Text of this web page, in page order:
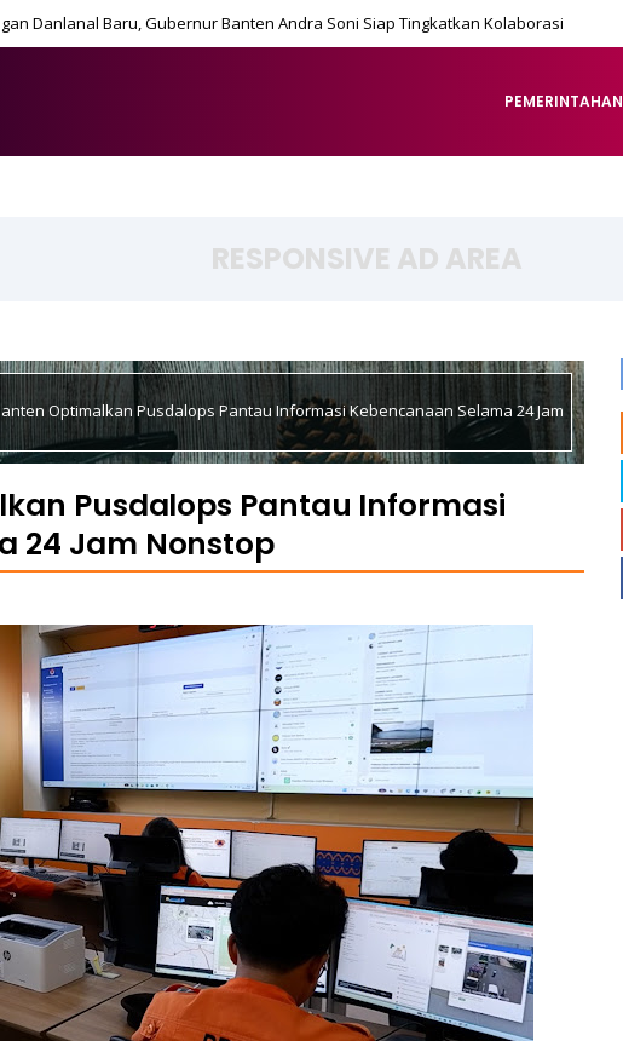
Danlanal Baru, Gubernur Banten Andra Soni Siap Tingkatkan Kolaborasi
PEMERINTAHAN
RESPONSIVE AD AREA
Optimalkan Pusdalops Pantau Informasi Kebencanaan Selama 24 Jam
Pusdalops Pantau Informasi
24 Jam Nonstop